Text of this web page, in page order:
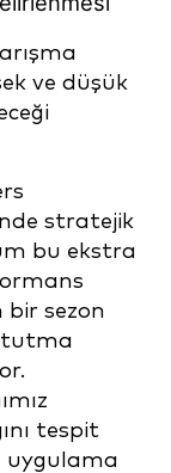
ve düşük
stratejik
bu ekstra
bir sezon
tutma
tespit
uygulama